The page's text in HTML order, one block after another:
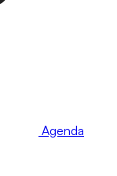
Agenda